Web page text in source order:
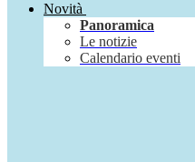
Novità
Panoramica
Le notizie
Calendario eventi